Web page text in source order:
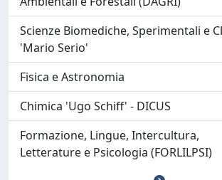
Scienze Biomediche, Sperimentali e
'Mario Serio'
Fisica e Astronomia
Chimica 'Ugo Schiff' - DICUS
Formazione, Lingue, Intercultura,
Letterature e Psicologia (FORLILPSI)